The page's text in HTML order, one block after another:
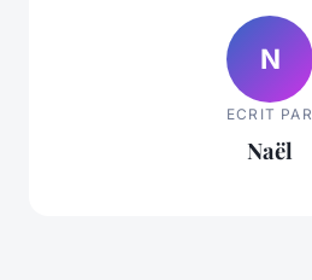
N
ECRIT PAR
Naël